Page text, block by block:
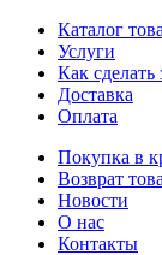
Каталог
Услуги
Как сделать
Доставка
Оплата
Покупка в
Возврат
Новости
О нас
Контакты